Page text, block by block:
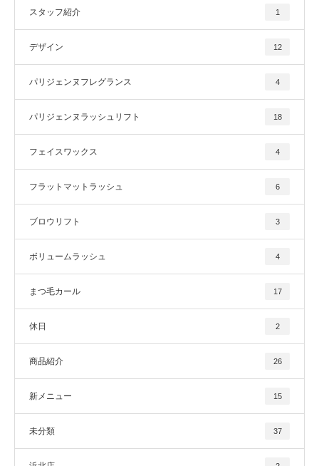
スタッフ紹介 1
デザイン 12
パリジェンヌフレグランス 4
パリジェンヌラッシュリフト 18
フェイスワックス 4
フラットマットラッシュ 6
ブロウリフト 3
ボリュームラッシュ 4
まつ毛カール 17
休日 2
商品紹介 26
新メニュー 15
未分類 37